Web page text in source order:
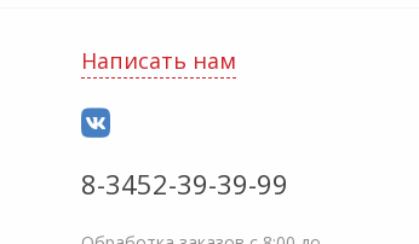
Написать нам
8-3452-39-39-99